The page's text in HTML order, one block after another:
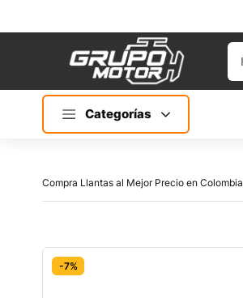
Categorías
Compra Llantas al Mejor Precio en Colombia
-7%